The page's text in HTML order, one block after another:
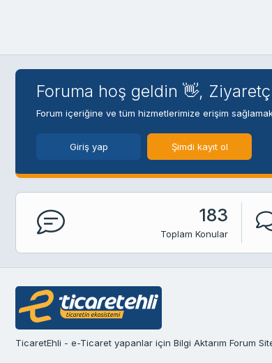
Foruma hoş geldin 👋,
Forum içeriğine ve tüm hizmetlerimize erişim
Giriş yap Şimdi kayıt ol
183
Toplam Konular
TicaretEhli - e-Ticaret yapanlar için Bilgi Aktarım Forum